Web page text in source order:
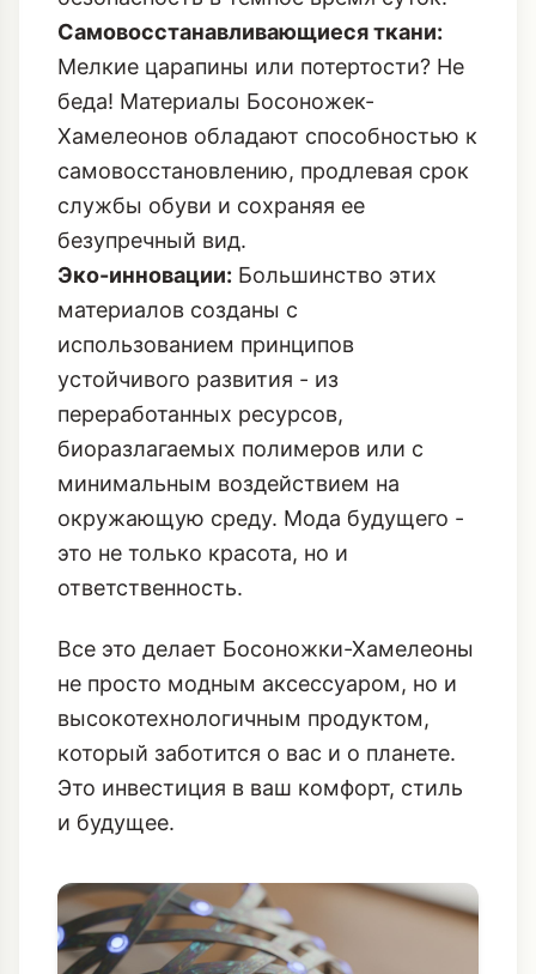
Самовосстанавливающиеся ткани:
Мелкие царапины или потертости? Не
беда! Материалы Босоножек-
Хамелеонов обладают способностью к
самовосстановлению, продлевая срок
службы обуви и сохраняя ее
безупречный вид.
Эко-инновации: Большинство этих
материалов созданы с
использованием принципов
устойчивого развития - из
переработанных ресурсов,
биоразлагаемых полимеров или с
минимальным воздействием на
окружающую среду. Мода будущего -
это не только красота, но и
ответственность.
Все это делает Босоножки-Хамелеоны
не просто модным аксессуаром, но и
высокотехнологичным продуктом,
который заботится о вас и о планете.
Это инвестиция в ваш комфорт, стиль
и будущее.